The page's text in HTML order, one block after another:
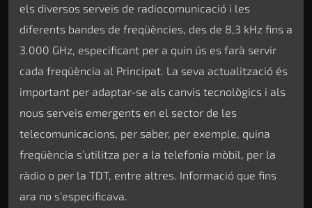
els diversos serveis de radiocomunicació i les
diferents bandes de freqüències, des de 8,3 kHz fins a
3.000 GHz, especificant per a quin ús es farà servir
cada freqüència al Principat. La seva actualització és
important per adaptar-se als canvis tecnològics i als
nous serveis emergents en el sector de les
telecomunicacions, per saber, per exemple, quina
freqüència s’utilitza per a la telefonia mòbil, per la
ràdio o per la TDT, entre altres. Informació que fins
ara no s’especificava.